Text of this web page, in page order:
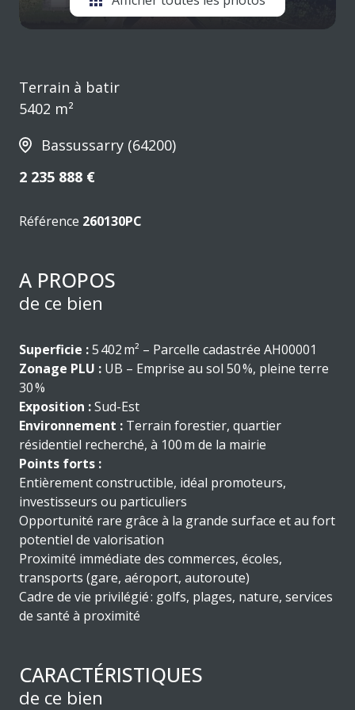
Terrain à batir
5402 m²
Bassussarry (64200)
2 235 888 €
Référence 260130PC
A PROPOS
de ce bien
Superficie :5 402 m² – Parcelle cadastrée AH00001
Zonage PLU : UB – Emprise au sol 50 %, pleine terre
30 %
Exposition :Sud-Est
Environnement : Terrain forestier, quartier
résidentiel recherché, à 100 m de la mairie
Points forts :
Entièrement constructible, idéal promoteurs,
investisseurs ou particuliers
Opportunité rare grâce à la grande surface et au fort
potentiel de valorisation
Proximité immédiate des commerces, écoles,
transports (gare, aéroport, autoroute)
Cadre de vie privilégié : golfs, plages, nature, services
de santé à proximité
CARACTÉRISTIQUES
de ce bien